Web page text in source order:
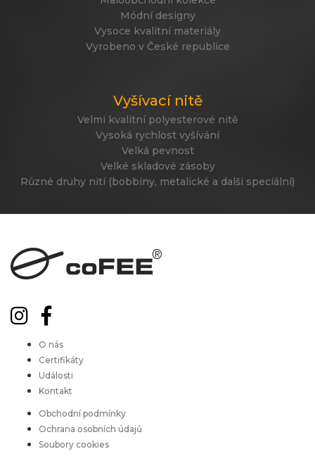
Módní designy
Vysoce kvalitní materiály
Vyrobeno v České republice
Vyšívací nitě
Velmi kvalitní polyesterové nitě
Vysoká rychlost vyšívání
Velká pevnost
Velké skladové zásoby
Různé druhy nití (bobbiny, metalické a další speciální)
O nás
Certifikáty
Události
Kontakt
Obchodní podmínky
Ochrana osobních údajů
Soubory cookies